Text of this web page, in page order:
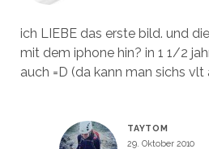
ich LIEBE das erste bild. und
mit dem iphone hin? in 1 1/2
auch =D (da kann man sichs
TAYTOM
29. Oktober 2010